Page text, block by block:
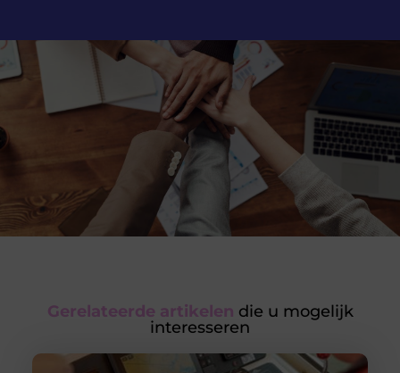
Gerelateerde artikelen die u mogelijk
interesseren